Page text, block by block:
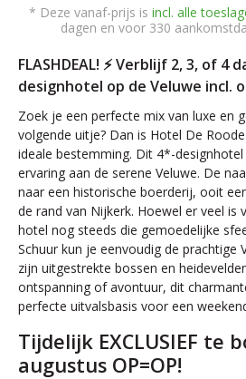
* Deze vanaf-prijs is incl. alle
dagen en voor 330
FLASHDEAL! ⚡ Verblijf 2, 3, of 4
designhotel op de Veluwe incl.
Zoek je een perfecte mix van luxe en
volgende uitje? Dan is Hotel De
ideale bestemming. Dit 4*-
ervaring aan de serene Veluwe. De
naar een historische boerderij, ooit
de rand van Nijkerk. Hoewel er veel is
hotel nog steeds die gemoedelijke
Schuur kun je eenvoudig de prachtige
zijn uitgestrekte bossen en
ontspanning of avontuur, dit
perfecte uitvalsbasis voor een
Tijdelijk EXCLUSIEF te
augustus OP=OP!